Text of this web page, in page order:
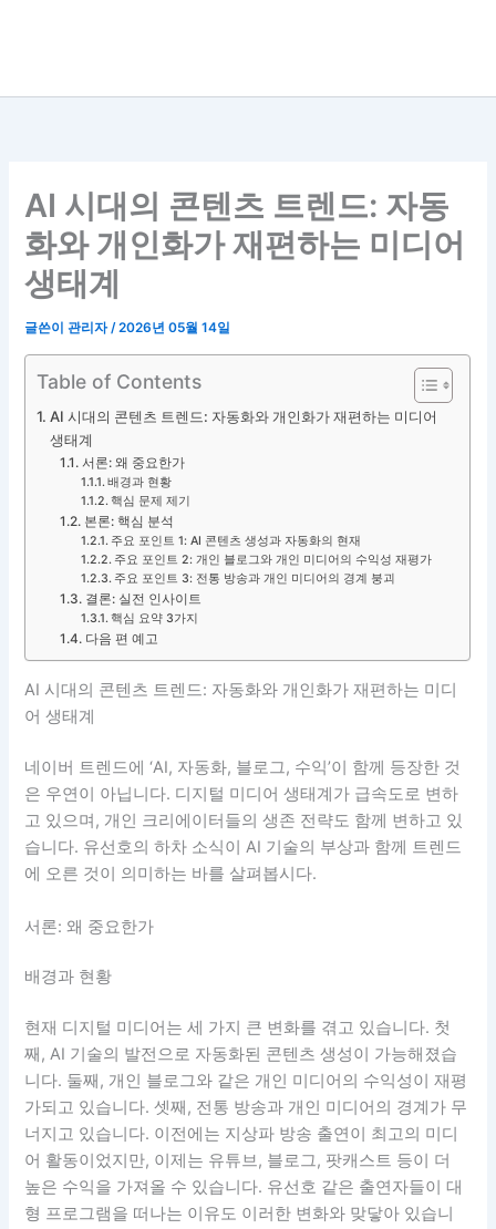
AI 시대의 콘텐츠 트렌드: 자동
화와 개인화가 재편하는 미디어
생태계
글쓴이관리자/2026년 05월 14일
Table of Contents
AI 시대의 콘텐츠 트렌드: 자동화와 개인화가 재편하는 미디어
생태계
서론: 왜 중요한가
배경과 현황
핵심 문제 제기
본론: 핵심 분석
주요 포인트 1: AI 콘텐츠 생성과 자동화의 현재
주요 포인트 2: 개인 블로그와 개인 미디어의 수익성 재평가
주요 포인트 3: 전통 방송과 개인 미디어의 경계 붕괴
결론: 실전 인사이트
핵심 요약 3가지
다음 편 예고
AI 시대의 콘텐츠 트렌드: 자동화와 개인화가 재편하는 미디
어 생태계
네이버 트렌드에 ‘AI, 자동화, 블로그, 수익’이 함께 등장한 것
은 우연이 아닙니다. 디지털 미디어 생태계가 급속도로 변하
고 있으며, 개인 크리에이터들의 생존 전략도 함께 변하고 있
습니다. 유선호의 하차 소식이 AI 기술의 부상과 함께 트렌드
에 오른 것이 의미하는 바를 살펴봅시다.
서론: 왜 중요한가
배경과 현황
현재 디지털 미디어는 세 가지 큰 변화를 겪고 있습니다. 첫
째, AI 기술의 발전으로 자동화된 콘텐츠 생성이 가능해졌습
니다. 둘째, 개인 블로그와 같은 개인 미디어의 수익성이 재평
가되고 있습니다. 셋째, 전통 방송과 개인 미디어의 경계가 무
너지고 있습니다. 이전에는 지상파 방송 출연이 최고의 미디
어 활동이었지만, 이제는 유튜브, 블로그, 팟캐스트 등이 더
높은 수익을 가져올 수 있습니다. 유선호 같은 출연자들이 대
형 프로그램을 떠나는 이유도 이러한 변화와 맞닿아 있습니